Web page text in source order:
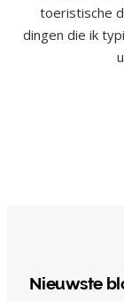
toeristische
dingen die ik
Nieuwste